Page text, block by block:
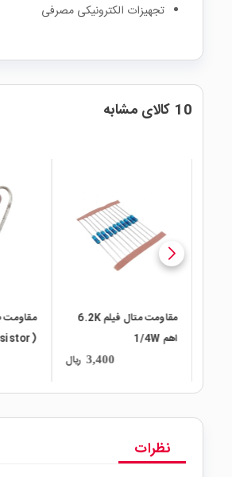
تجهیزات الکترونیکی مصرفی
10 کالای مشابه
مقاومت متال فیلم 6.2K
اهم 1/4W
3,400 ریال
نظرات